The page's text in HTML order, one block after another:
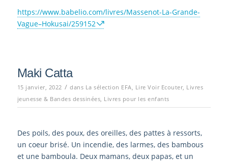
https://www.babelio.com/livres/Massenot-La-Grande-
Vague–Hokusai/259152
Maki Catta
15 janvier, 2022 / dans La sélection EFA, Lire Voir Ecouter, Livres
jeunesse & Bandes dessinées, Livres pour les enfants
Des poils, des poux, des oreilles, des pattes à ressorts,
un coeur brisé. Un incendie, des larmes, des bambous
et une bamboula. Deux mamans, deux papas, et un